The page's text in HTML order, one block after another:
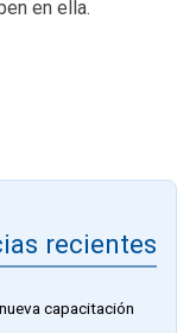
en ella.
recientes
capacitación